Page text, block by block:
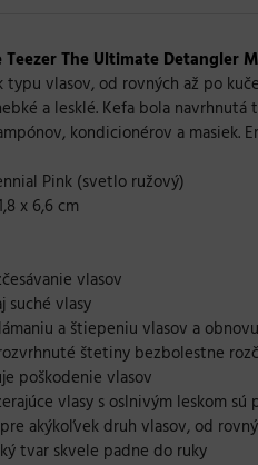
Teezer The Ultimate Detangler
typu vlasov, od rovných až po
a lesklé. Kefa bola
kondicionérov a
Pink (svetlo ružový)
x 6,6 cm
vlasov
suché vlasy
a štiepeniu vlasov a
štetiny bezbolestne
poškodenie vlasov
vlasy s oslnivým leskom sú
akýkoľvek druh vlasov, od
tvar skvele padne do ruky